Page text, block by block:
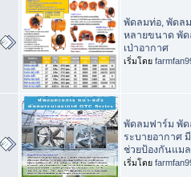
พัดลมท่อ, พัดล
หลายขนาด พั
เป่าอากาศ
เริ่มโดย
พัดลมฟาร์ม พั
ระบายอากาศ
ช่วยป้องกันแม
เริ่มโดย